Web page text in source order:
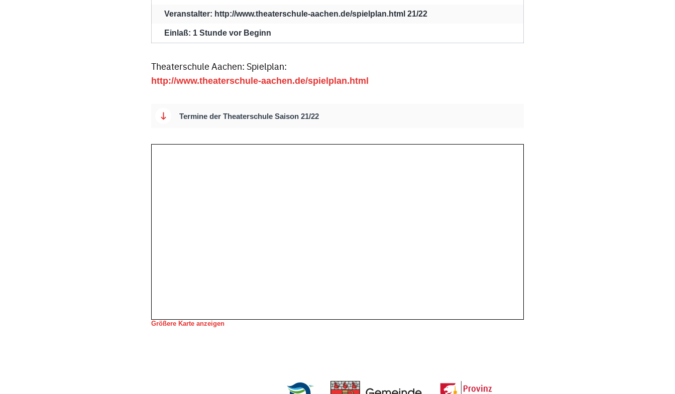
Veranstalter: http://www.theaterschule-aachen.de/spielplan.html 21/22
Einlaß: 1 Stunde vor Beginn
Theaterschule Aachen: Spielplan:
http://www.theaterschule-aachen.de/spielplan.html
Termine der Theaterschule Saison 21/22
Größere Karte anzeigen